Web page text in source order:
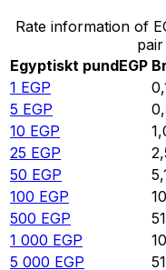
Rate information of
pair
Egyptiskt pundEGP
1 EGP
5 EGP
10 EGP
25 EGP
50 EGP
100 EGP
500 EGP
1 000 EGP
5 000 EGP